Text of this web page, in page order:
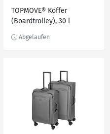
TOPMOVE® Koffer
(Boardtrolley), 30 l